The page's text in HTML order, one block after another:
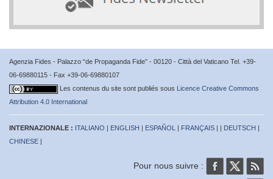
Agenzia Fides - Palazzo “de Propaganda Fide” - 00120 - Città del Vaticano Tel. +39-
06-69880115 - Fax +39-06-69880107
Les contenus du site sont publiés sous Licence Creative Commons
Attribution 4.0 International
INTERNAZIONALE : ITALIANO | ENGLISH | ESPAÑOL | FRANÇAIS | | DEUTSCH |
CHINESE |
Pour nous suivre :